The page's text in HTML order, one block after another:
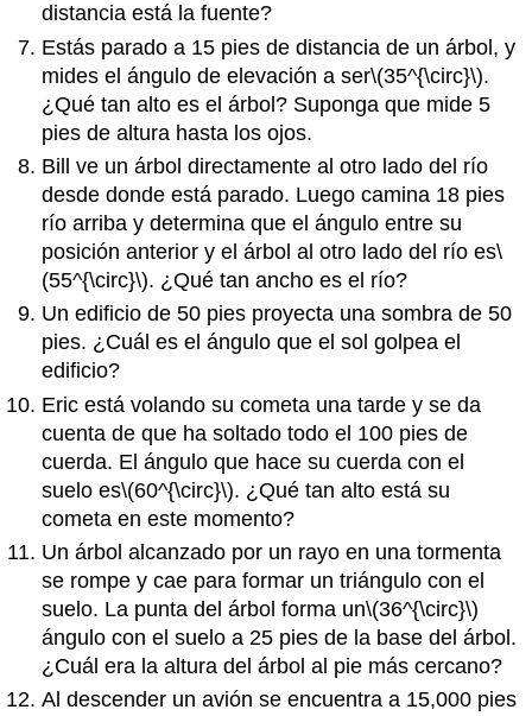
distancia está la fuente?
Estás parado a 15 pies de distancia de un árbol, y
mides el ángulo de elevación a ser\(35^{\circ}\).
¿Qué tan alto es el árbol? Suponga que mide 5
pies de altura hasta los ojos.
Bill ve un árbol directamente al otro lado del río
desde donde está parado. Luego camina 18 pies
río arriba y determina que el ángulo entre su
posición anterior y el árbol al otro lado del río es\
(55^{\circ}\). ¿Qué tan ancho es el río?
Un edificio de 50 pies proyecta una sombra de 50
pies. ¿Cuál es el ángulo que el sol golpea el
edificio?
Eric está volando su cometa una tarde y se da
cuenta de que ha soltado todo el 100 pies de
cuerda. El ángulo que hace su cuerda con el
suelo es\(60^{\circ}\). ¿Qué tan alto está su
cometa en este momento?
Un árbol alcanzado por un rayo en una tormenta
se rompe y cae para formar un triángulo con el
suelo. La punta del árbol forma un\(36^{\circ}\)
ángulo con el suelo a 25 pies de la base del árbol.
¿Cuál era la altura del árbol al pie más cercano?
Al descender un avión se encuentra a 15,000 pies